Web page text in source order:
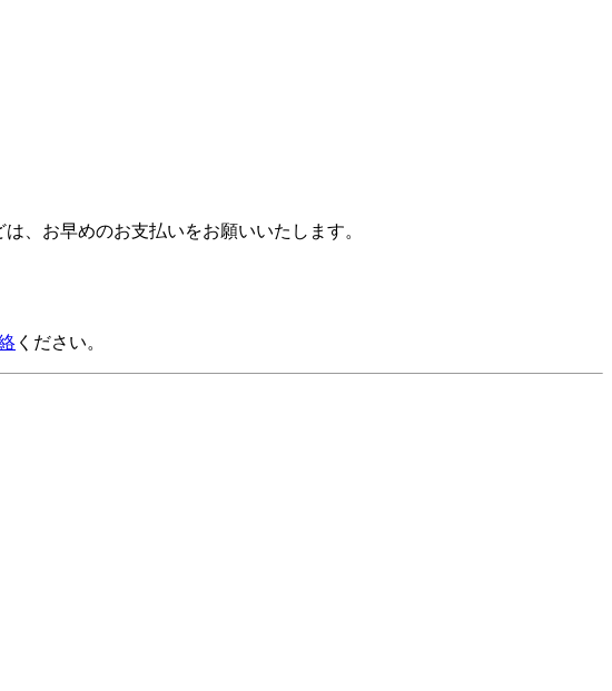
、お早めのお支払いをお願いいたします。
ください。